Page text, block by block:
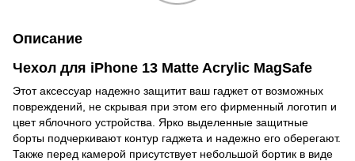
Описание
Чехол для iPhone 13 Matte Acrylic MagSafe
Этот аксессуар надежно защитит ваш гаджет от возможных
повреждений, не скрывая при этом его фирменный логотип и
цвет яблочного устройства. Ярко выделенные защитные
борты подчеркивают контур гаджета и надежно его оберегают.
Также перед камерой присутствует небольшой бортик в виде